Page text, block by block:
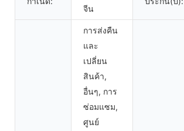
จีน
การส่งคืน
และ
เปลี่ยน
สินค้า,
อื่นๆ, การ
ซ่อมแซม,
ศูนย์